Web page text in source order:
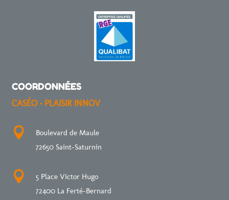
COORDONNÉES
CASÉO • PLAISIR INNOV

Boulevard de Maule
72650 Saint-Saturnin

5 Place Victor Hugo
72400 La Ferté-Bernard